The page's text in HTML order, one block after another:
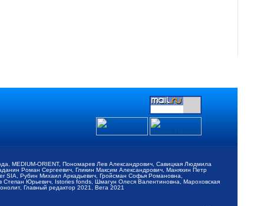
MEDIUM-ORIENT, Пономарев Лев Александрович, Савицкая Людмила
Роман Сергеевич, Гликин Максим Александрович, Маняхин Петр
Рубин Михаил Аркадьевич, Гройсман Софья Романовна,
Юрьевич, Istories fonds, Шмагун Олеся Валентиновна, Мароховская
Главный редактор 2021, Вега 2021